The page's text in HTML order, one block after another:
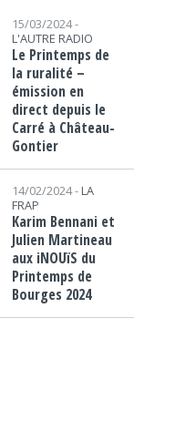
15/03/2024 -
L'AUTRE RADIO
Le Printemps de
la ruralité –
émission en
direct depuis le
Carré à Château-
Gontier
14/02/2024 - LA
FRAP
Karim Bennani et
Julien Martineau
aux iNOUïS du
Printemps de
Bourges 2024